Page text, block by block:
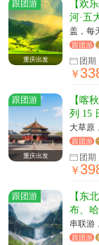
跟团游
重庆出发
【欢
河·五
盖，每
跟团游
团期
￥
跟团游
重庆出发
【喀
列 15
大草原
桦林、
跟团游
团期
￥
跟团游
【东
布、
串联游
原，走
跟团游